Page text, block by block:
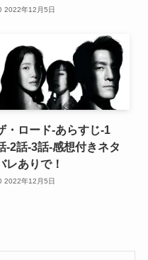
2022年12月5日
・ロード-あらすじ-1
-2話-3話-感想付きネタ
レありで！
2022年12月5日